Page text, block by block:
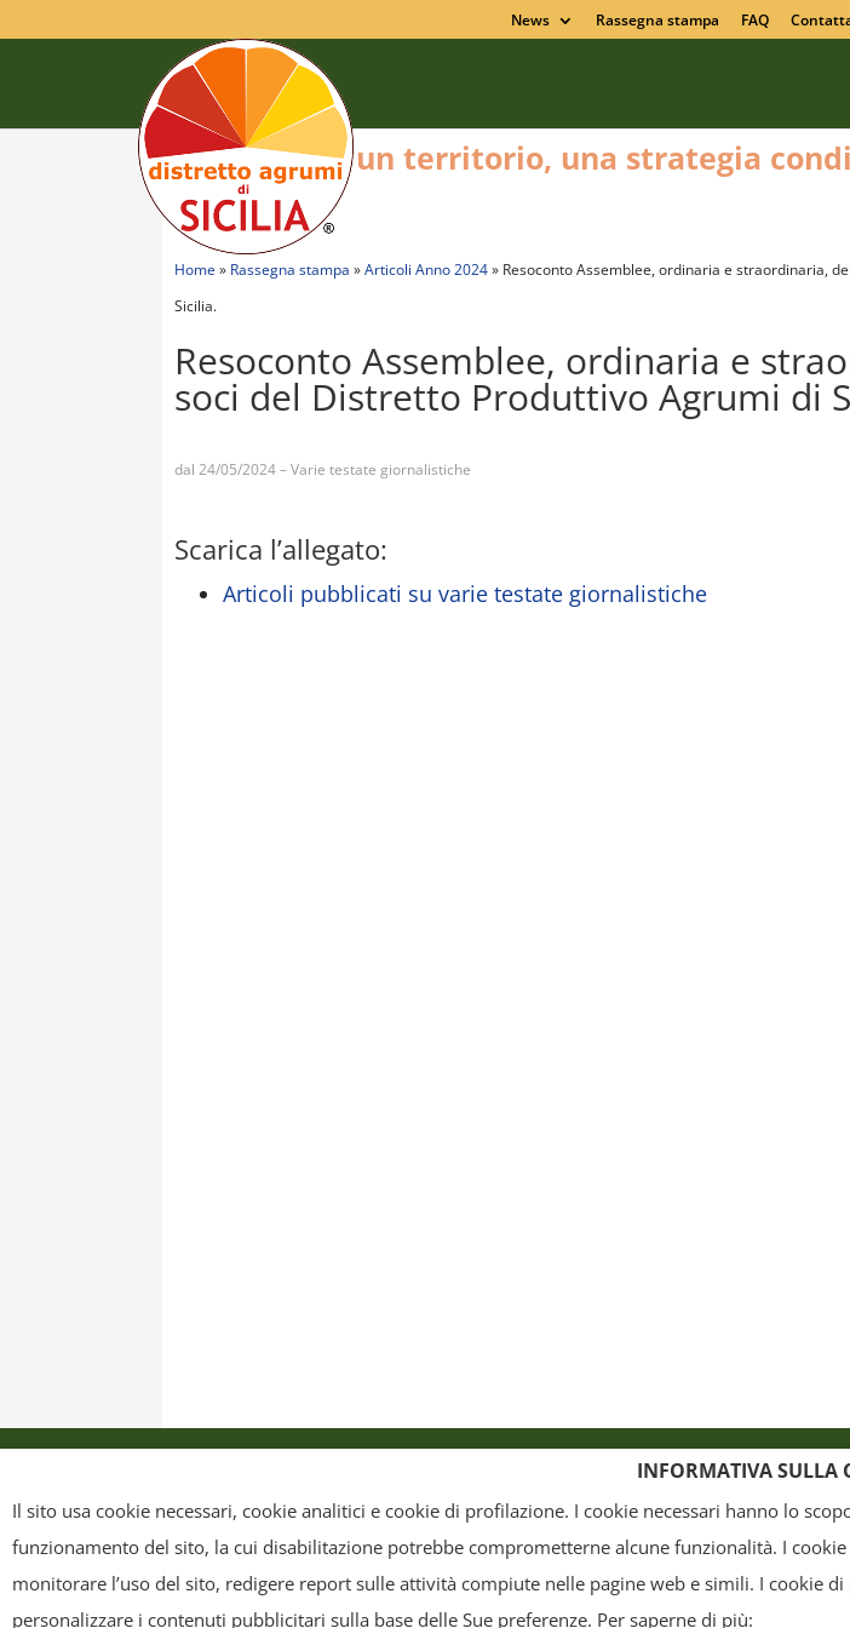
News Rassegna stampa FAQ
Home » Rassegna stampa »Articoli Anno 2024» Resoconto Assemblee, ordinaria e straordinaria,
Sicilia.
Resoconto Assemblee, ordinaria e
soci del Distretto Produttivo Agrumi di
dal 24/05/2024 – Varie testate giornalistiche
Scarica l’allegato:
Articoli pubblicati su varie testate giornalistiche
un territorio, una strategia
Copyright - Tutti i contenuti di questa pagina (i testi, le immagini, la grafica ed il layout) sono di proprietà del
riscriverli, commercializzarli, distribuirli, anche soltanto in parte. Tutti i documenti presenti su questo sito,
INFORMATIVA SULLA
Il sito usa cookie necessari, cookie analitici e cookie di profilazione. I cookie necessari hanno lo
funzionamento del sito, la cui disabilitazione potrebbe comprometterne alcune funzionalità. I
monitorare l’uso del sito, redigere report sulle attività compiute nelle pagine web e simili. I cookie
personalizzare i contenuti pubblicitari sulla base delle Sue preferenze. Per saperne di più: